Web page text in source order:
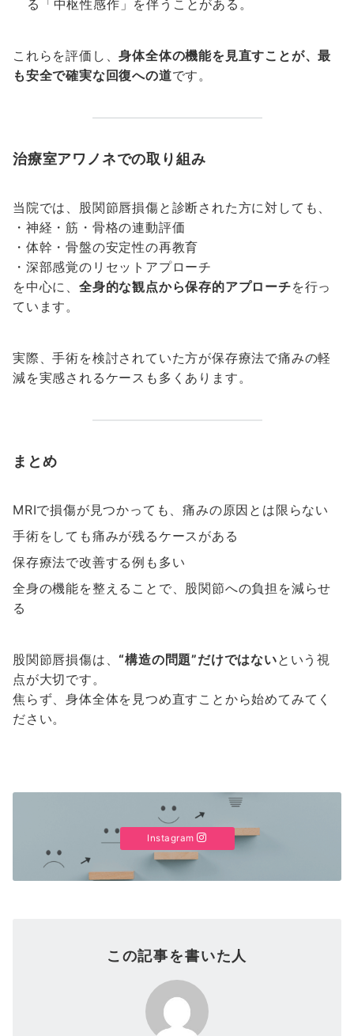
る「中枢性感作」を伴うことがある。
これらを評価し、身体全体の機能を見直すことが、最
も安全で確実な回復への道です。
治療室アワノネでの取り組み
当院では、股関節唇損傷と診断された方に対しても、
・神経・筋・骨格の連動評価
・体幹・骨盤の安定性の再教育
・深部感覚のリセットアプローチ
を中心に、 全身的な観点から保存的アプローチを行っ
ています。
実際、手術を検討されていた方が保存療法で痛みの軽
減を実感されるケースも多くあります。
まとめ
MRIで損傷が見つかっても、痛みの原因とは限らない
手術をしても痛みが残るケースがある
保存療法で改善する例も多い
全身の機能を整えることで、股関節への負担を減らせ
る
股関節唇損傷は、“構造の問題”だけではないという視
点が大切です。
焦らず、身体全体を見つめ直すことから始めてみてく
ださい。
Instagram
この記事を書いた人